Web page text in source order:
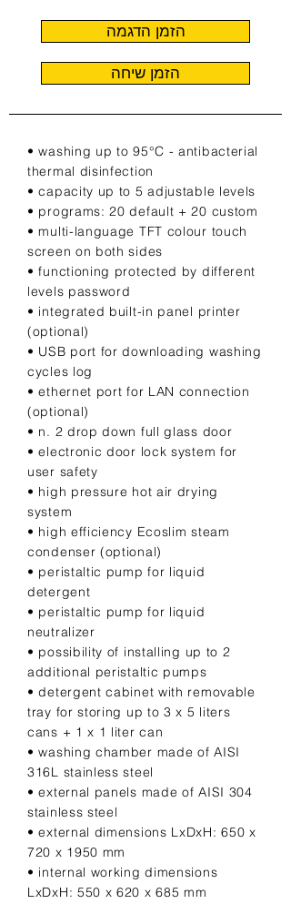
הזמן הדגמה
הזמן שיחה
• washing up to 95°C - antibacterial
thermal disinfection
• capacity up to 5 adjustable levels
• programs: 20 default + 20 custom
• multi-language TFT colour touch
screen on both sides
• functioning protected by different
levels password
• integrated built-in panel printer
(optional)
• USB port for downloading washing
cycles log
• ethernet port for LAN connection
(optional)
• n. 2 drop down full glass door
• electronic door lock system for
user safety
• high pressure hot air drying
system
• high efficiency Ecoslim steam
condenser (optional)
• peristaltic pump for liquid
detergent
• peristaltic pump for liquid
neutralizer
• possibility of installing up to 2
additional peristaltic pumps
• detergent cabinet with removable
tray for storing up to 3 x 5 liters
cans + 1 x 1 liter can
• washing chamber made of AISI
316L stainless steel
• external panels made of AISI 304
stainless steel
• external dimensions LxDxH: 650 x
720 x 1950 mm
• internal working dimensions
LxDxH: 550 x 620 x 685 mm